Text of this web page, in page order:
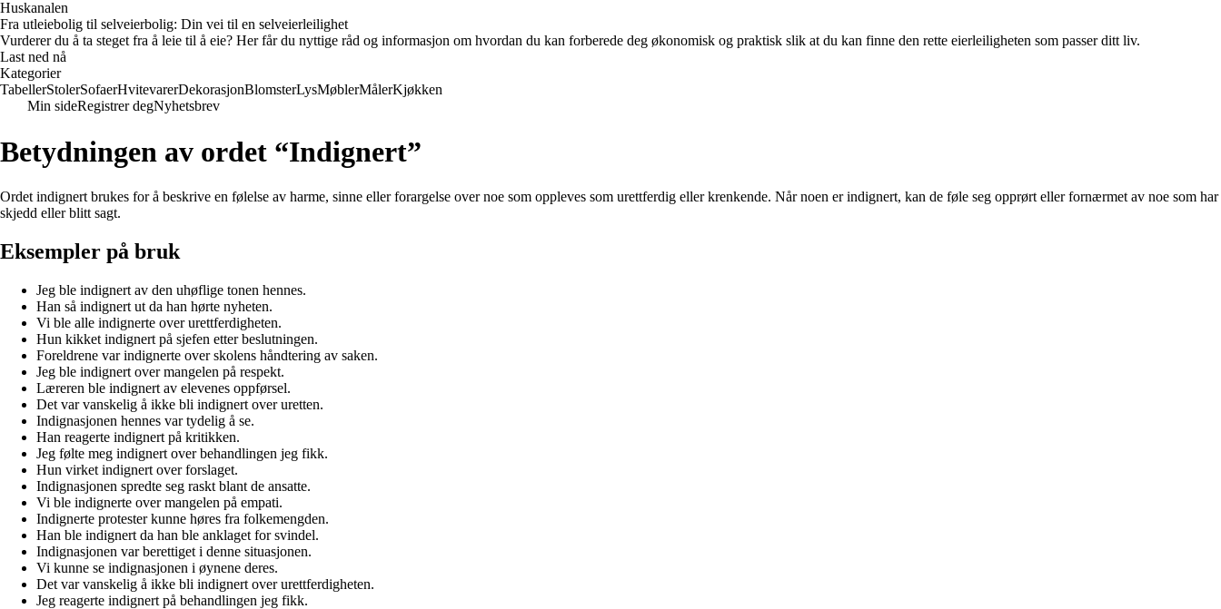
Huskanalen
Fra utleiebolig til selveierbolig: Din vei til en selveierleilighet
Vurderer du å ta steget fra å leie til å eie? Her får du nyttige råd og informasjon om hvordan du kan forberede deg økonomisk og praktisk slik at du kan finne den rette eierleiligheten som passer ditt liv.
Last ned nå
Kategorier
TabellerStolerSofaerHvitevarerDekorasjonBlomsterLysMøblerMålerKjøkken
Min sideRegistrer degNyhetsbrev
Betydningen av ordet “Indignert”
Ordet indignert brukes for å beskrive en følelse av harme, sinne eller forargelse over noe som oppleves som urettferdig eller krenkende. Når noen er indignert, kan de føle seg opprørt eller fornærmet av noe som har
skjedd eller blitt sagt.
Eksempler på bruk
Jeg ble indignert av den uhøflige tonen hennes.
Han så indignert ut da han hørte nyheten.
Vi ble alle indignerte over urettferdigheten.
Hun kikket indignert på sjefen etter beslutningen.
Foreldrene var indignerte over skolens håndtering av saken.
Jeg ble indignert over mangelen på respekt.
Læreren ble indignert av elevenes oppførsel.
Det var vanskelig å ikke bli indignert over uretten.
Indignasjonen hennes var tydelig å se.
Han reagerte indignert på kritikken.
Jeg følte meg indignert over behandlingen jeg fikk.
Hun virket indignert over forslaget.
Indignasjonen spredte seg raskt blant de ansatte.
Vi ble indignerte over mangelen på empati.
Indignerte protester kunne høres fra folkemengden.
Han ble indignert da han ble anklaget for svindel.
Indignasjonen var berettiget i denne situasjonen.
Vi kunne se indignasjonen i øynene deres.
Det var vanskelig å ikke bli indignert over urettferdigheten.
Jeg reagerte indignert på behandlingen jeg fikk.